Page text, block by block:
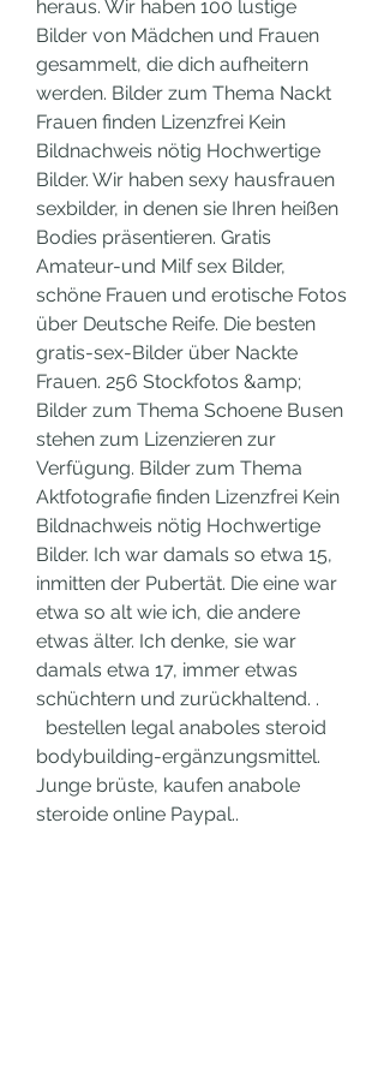
heraus. Wir haben 100 lustige
Bilder von Mädchen und Frauen
gesammelt, die dich aufheitern
werden. Bilder zum Thema Nackt
Frauen finden Lizenzfrei Kein
Bildnachweis nötig Hochwertige
Bilder. Wir haben sexy hausfrauen
sexbilder, in denen sie Ihren heißen
Bodies präsentieren. Gratis
Amateur-und Milf sex Bilder,
schöne Frauen und erotische Fotos
über Deutsche Reife. Die besten
gratis-sex-Bilder über Nackte
Frauen. 256 Stockfotos &amp;
Bilder zum Thema Schoene Busen
stehen zum Lizenzieren zur
Verfügung. Bilder zum Thema
Aktfotografie finden Lizenzfrei Kein
Bildnachweis nötig Hochwertige
Bilder. Ich war damals so etwa 15,
inmitten der Pubertät. Die eine war
etwa so alt wie ich, die andere
etwas älter. Ich denke, sie war
damals etwa 17, immer etwas
schüchtern und zurückhaltend. .
bodybuilding-ergänzungsmittel.
Junge brüste, kaufen anabole
steroide online Paypal..